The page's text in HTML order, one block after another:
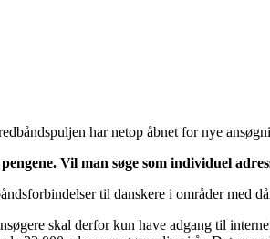
har netop åbnet for nye
Vil man søge som individuel
til danskere i områder med
skal derfor kun have adgang til